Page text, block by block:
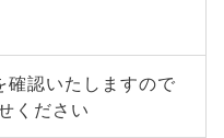
確認いたしますので
ください